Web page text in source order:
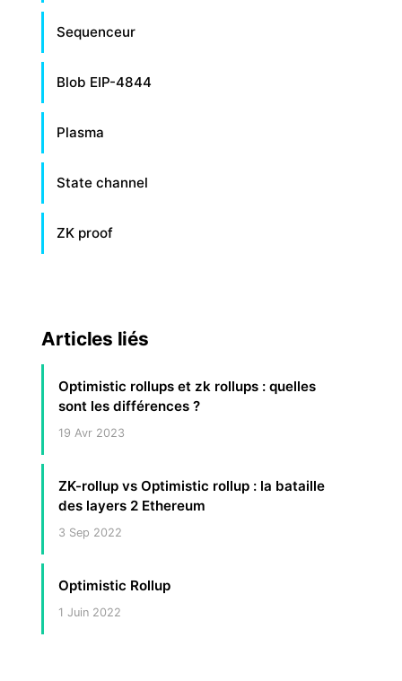
Sequenceur
Blob EIP-4844
Plasma
State channel
ZK proof
Articles liés
Optimistic rollups et zk rollups : quelles
sont les différences ?
19 Avr 2023
ZK-rollup vs Optimistic rollup : la bataille
des layers 2 Ethereum
3 Sep 2022
Optimistic Rollup
1 Juin 2022